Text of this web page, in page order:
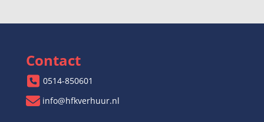
Contact
0514-850601
info@hfkverhuur.nl